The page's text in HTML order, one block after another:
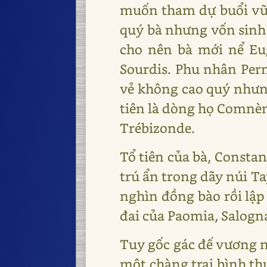
muốn tham dự buổi
quý bà nhưng vốn
cho nên bà mới nể
Sourdis. Phu nhân
vẻ không cao quý
tiên là dòng họ
Trébizonde.
Tổ tiên của bà,
trú ẩn trong dãy núi
nghìn đồng bào rồi
đai của Paomia,
Tuy gốc gác đế vương